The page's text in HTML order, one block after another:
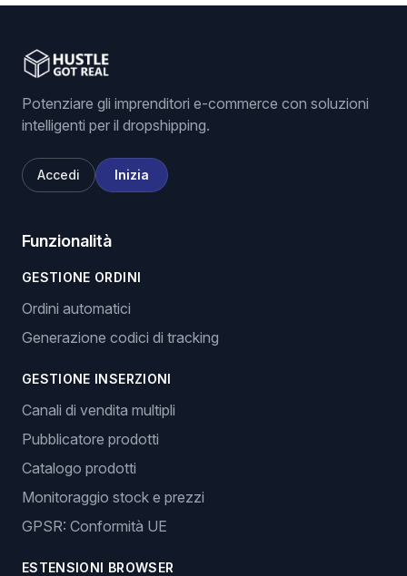
Potenziare gli imprenditori e-commerce con soluzioni
intelligenti per il dropshipping.
Accedi Inizia
Funzionalità
GESTIONE ORDINI
Ordini automatici
Generazione codici di tracking
GESTIONE INSERZIONI
Canali di vendita multipli
Pubblicatore prodotti
Catalogo prodotti
Monitoraggio stock e prezzi
GPSR: Conformità UE
ESTENSIONI BROWSER